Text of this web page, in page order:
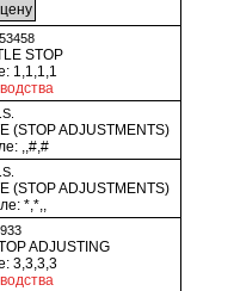
53458
STOP
1,1,1,1
(STOP ADJUSTMENTS)
,,#,#
(STOP ADJUSTMENTS)
*,*,,
ADJUSTING
3,3,3,3